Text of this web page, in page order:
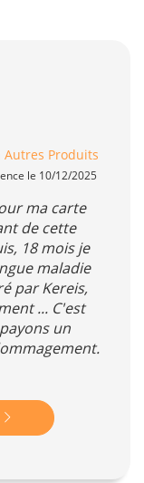
Autres Produits
le 10/12/2025
ma carte
de cette
18 mois je
maladie
par Kereis,
... C'est
un